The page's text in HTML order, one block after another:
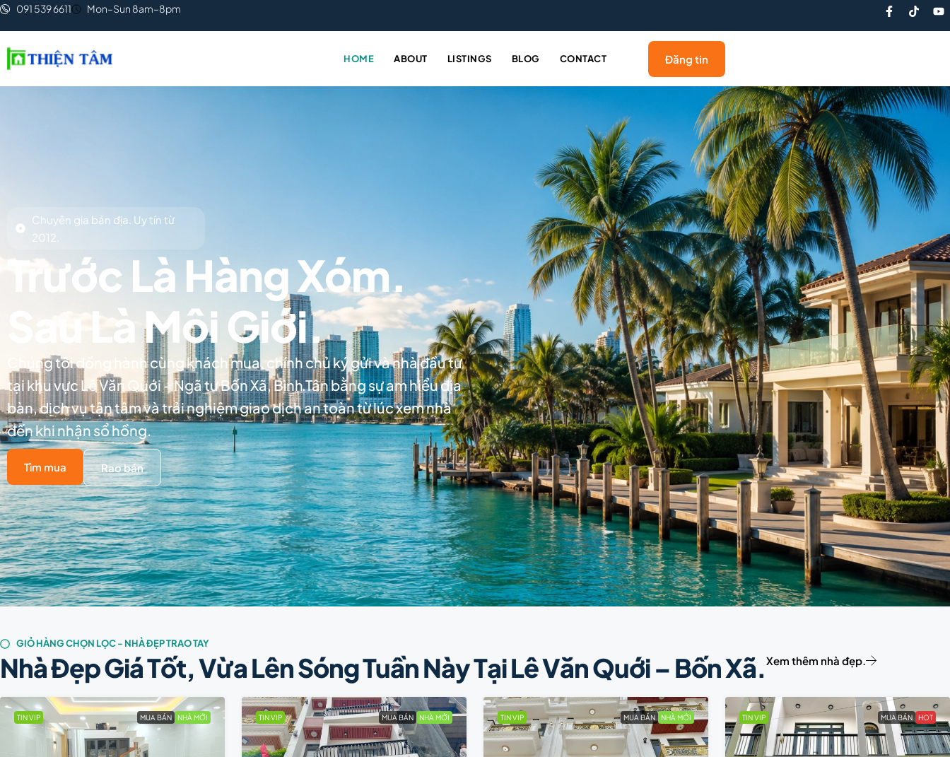
091 539 6611 Mon–Sun 8am–8pm
HOME ABOUT LISTINGS BLOG CONTACT Đăng tin
Chuyên gia bản địa. Uy tín từ
2012.
Trước Là Hàng Xóm.
Sau Là Môi Giới.
Chúng tôi đồng hành cùng khách mua, chính chủ ký gửi và nhà đầu tư
tại khu vực Lê Văn Quới – Ngã tư Bốn Xã, Bình Tân bằng sự am hiểu địa
bàn, dịch vụ tận tâm và trải nghiệm giao dịch an toàn từ lúc xem nhà
đến khi nhận sổ hồng.
Tìm mua Rao bán
GIỎ HÀNG CHỌN LỌC - NHÀ ĐẸP TRAO TAY
Nhà Đẹp Giá Tốt, Vừa Lên Sóng Tuần Này Tại Lê Văn Quới – Bốn Xã. Xem thêm nhà đẹp.
TIN VIP MUA BÁN NHÀ MỚI TIN VIP MUA BÁN NHÀ MỚI TIN VIP MUA BÁN NHÀ MỚI TIN VIP MUA BÁN HOT